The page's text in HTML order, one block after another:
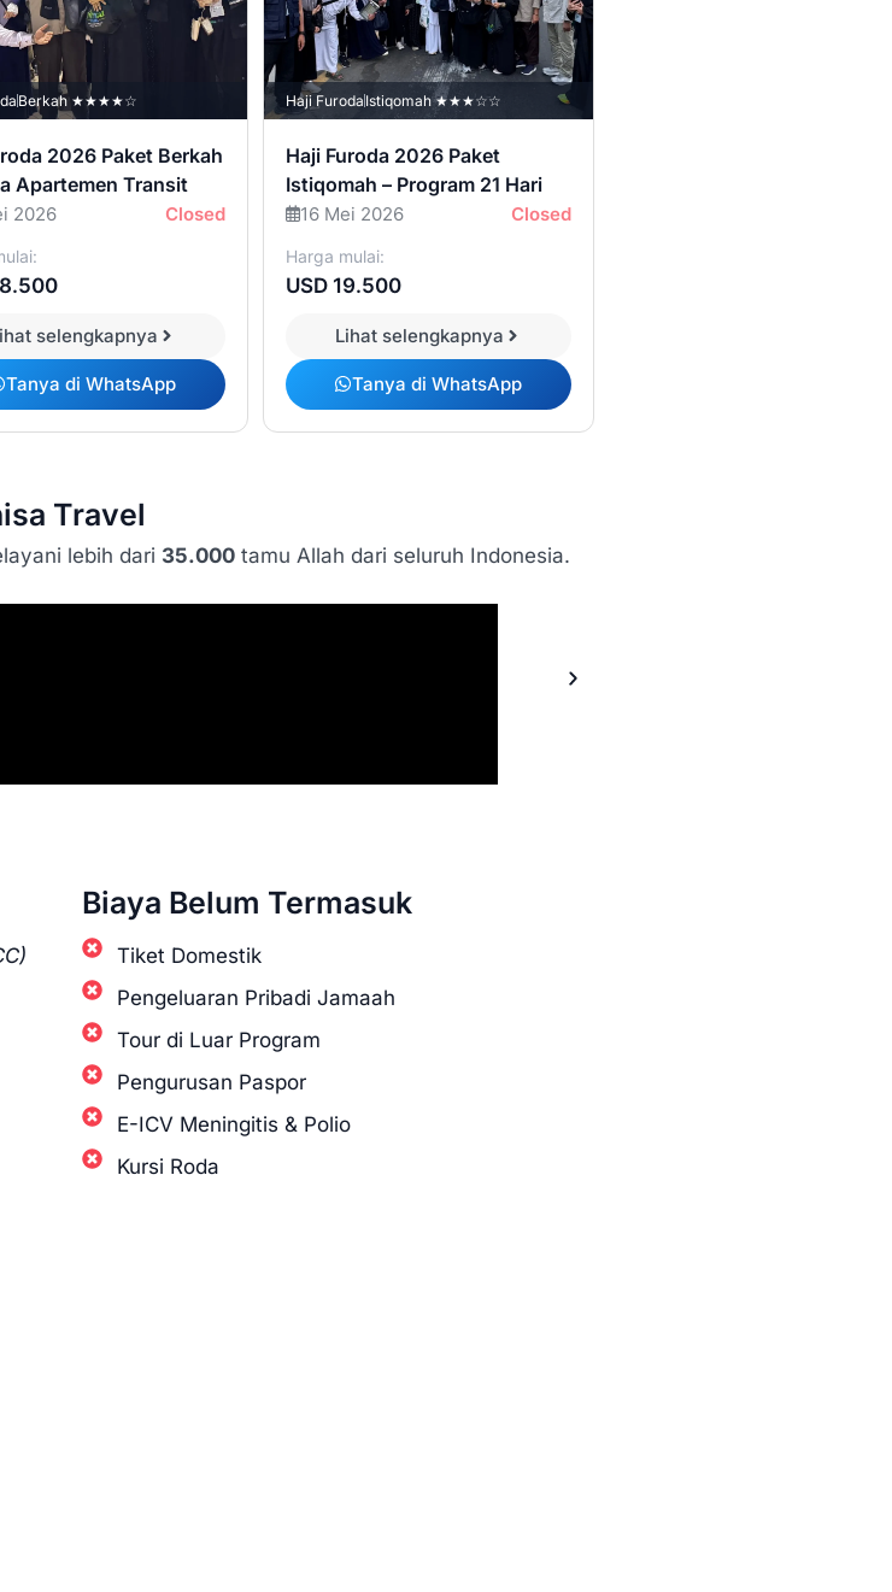
Berkah ★★★★☆
2026 Paket Berkah
Apartemen Transit
2026 Closed
selengkapnya
Tanya di WhatsApp
Haji Furoda Istiqomah ★★★☆☆
Haji Furoda 2026 Paket
Istiqomah – Program 21 Hari
16 Mei 2026 Closed
Harga mulai:
USD 19.500
Lihat selengkapnya
Tanya di WhatsApp
Travel
lebih dari 35.000 tamu Allah dari seluruh Indonesia.
Biaya Belum Termasuk
Tiket Domestik
Pengeluaran Pribadi Jamaah
Tour di Luar Program
Pengurusan Paspor
E-ICV Meningitis & Polio
Kursi Roda